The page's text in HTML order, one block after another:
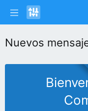
Nuevos